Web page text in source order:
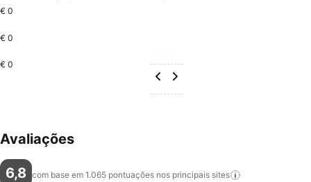
€ 0
€ 0
€ 0
Avaliações
6,8 com base em 1.065 pontuações nos principais sites